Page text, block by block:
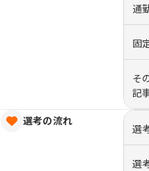
通
固
そ
記
選考の流れ
選
選